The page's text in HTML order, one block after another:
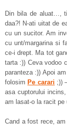
Din bila de aluat…,
daa?! N-ati uitat de
cu un sucitor. Am
cu unt/margarina si
ce-i drept. Ma tot
tarta :)) Ceva vodoo
paranteza :)) Apoi
folosim Pe carari ;))
asa cuptorului
am lasat-o la racit pe
Cand a fost rece,